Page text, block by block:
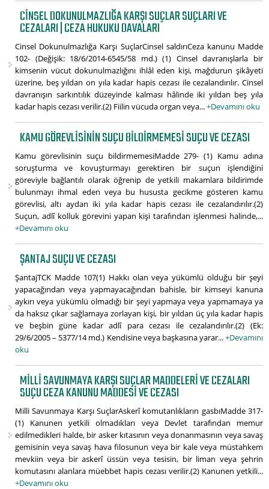
CINSEL DOKUNULMAZLIĞA KARŞI SUÇLAR SUÇLARI VE
CEZALARI | CEZA HUKUKU DAVALARI
Cinsel Dokunulmazlığa Karşı SuçlarCinsel saldırıCeza kanunu Madde
102- (Değişik: 18/6/2014-6545/58 md.) (1) Cinsel davranışlarla bir
kimsenin vücut dokunulmazlığını ihlâl eden kişi, mağdurun şikâyeti
üzerine, beş yıldan on yıla kadar hapis cezası ile cezalandırılır. Cinsel
davranışın sarkıntılık düzeyinde kalması hâlinde iki yıldan beş yıla
kadar hapis cezası verilir.(2) Fiilin vücuda organ veya...+Devamını oku
KAMU GÖREVLISININ SUÇU BILDIRMEMESI SUÇU VE CEZASI
Kamu görevlisinin suçu bildirmemesiMadde 279- (1) Kamu adına
soruşturma ve kovuşturmayı gerektiren bir suçun işlendiğini
göreviyle bağlantılı olarak öğrenip de yetkili makamlara bildirimde
bulunmayı ihmal eden veya bu hususta gecikme gösteren kamu
görevlisi, altı aydan iki yıla kadar hapis cezası ile cezalandırılır.(2)
Suçun, adlî kolluk görevini yapan kişi tarafından işlenmesi halinde,...
+Devamını oku
ŞANTAJ SUÇU VE CEZASI
ŞantajTCK Madde 107(1) Hakkı olan veya yükümlü olduğu bir şeyi
yapacağından veya yapmayacağından bahisle, bir kimseyi kanuna
aykırı veya yükümlü olmadığı bir şeyi yapmaya veya yapmamaya ya
da haksız çıkar sağlamaya zorlayan kişi, bir yıldan üç yıla kadar hapis
ve beşbin güne kadar adlî para cezası ile cezalandırılır.(2) (Ek:
29/6/2005 – 5377/14 md.) Kendisine veya başkasına yarar...+Devamını
oku
MILLI SAVUNMAYA KARŞI SUÇLAR MADDELERI VE CEZALARI
SUÇU CEZA KANUNU MADDESI VE CEZASI
Milli Savunmaya Karşı SuçlarAskerî komutanlıkların gasbıMadde 317-
(1) Kanunen yetkili olmadıkları veya Devlet tarafından memur
edilmedikleri halde, bir asker kıtasının veya donanmasının veya savaş
gemisinin veya savaş hava filosunun veya bir kale veya müstahkem
mevkiin veya bir askerî üssün veya tesisin, bir liman veya şehrin
komutasını alanlara müebbet hapis cezası verilir.(2) Kanunen yetkili...
+Devamını oku